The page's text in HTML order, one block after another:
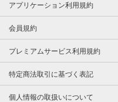
アプリケーション利用規約
会員規約
プレミアムサービス利用規約
特定商法取引に基づく表記
個人情報の取扱いについて